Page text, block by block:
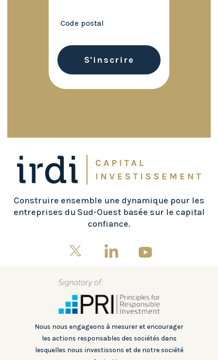
Construire ensemble une dynamique pour les
entreprises du Sud-Ouest basée sur le capital
confiance.
Nous nous engageons à mesurer et encourager
les actions responsables des sociétés dans
lesquelles nous investissons et de notre société